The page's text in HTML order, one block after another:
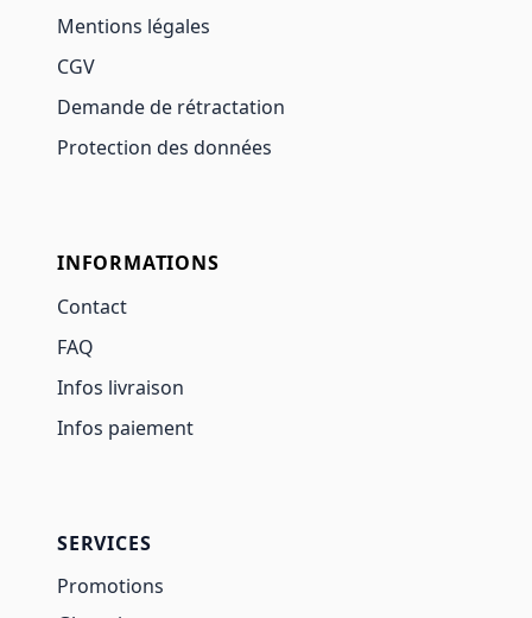
Mentions légales
CGV
Demande de rétractation
Protection des données
INFORMATIONS
Contact
FAQ
Infos livraison
Infos paiement
SERVICES
Promotions